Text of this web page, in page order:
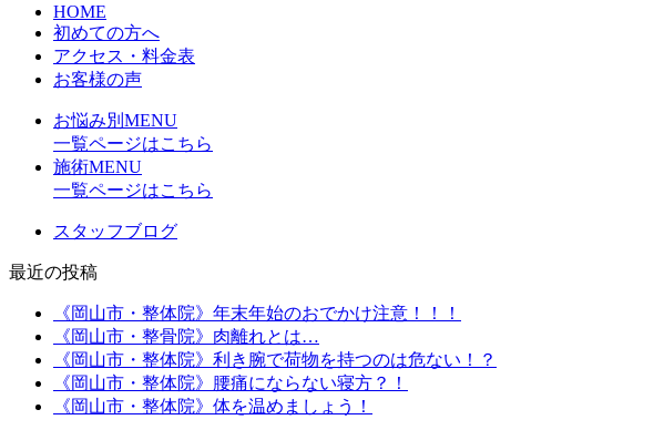
HOME
初めての方へ
アクセス・料金表
お客様の声
お悩み別MENU
一覧ページはこちら
施術MENU
一覧ページはこちら
スタッフブログ
最近の投稿
《岡山市・整体院》年末年始のおでかけ注意！！！
《岡山市・整骨院》肉離れとは…
《岡山市・整体院》利き腕で荷物を持つのは危ない！？
《岡山市・整体院》腰痛にならない寝方？！
《岡山市・整体院》体を温めましょう！